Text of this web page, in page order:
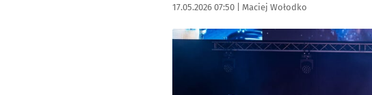
Data publikacji:
17.05.2026 07:50 | Autor:
Maciej Wołodko
Kliknij, aby powiększyć